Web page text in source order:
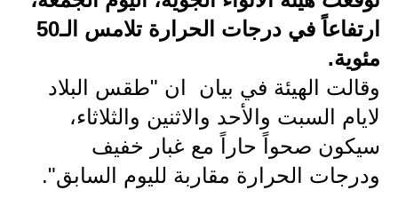
الاخبار الاقتصادية
المدارس
اخبار وقرارات وزارة التربية
نتائج الامتحانات
ارتفاعاً في درجات الحرارة تلامس الـ50
مئوية.
وقالت الهيئة في بيان ان "طقس البلاد
لايام السبت والأحد والاثنين والثلاثاء،
سيكون صحواً حاراً مع غبار خفيف
ودرجات الحرارة مقاربة لليوم السابق".